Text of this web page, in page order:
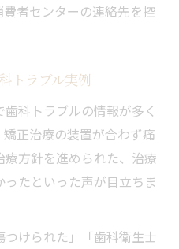
者センターの連絡先を控
トラブル実例
科トラブルの情報が多く
正治療の装置が合わず痛
方針を進められた、治療
たといった声が目立ちま
けられた」「歯科衛生士